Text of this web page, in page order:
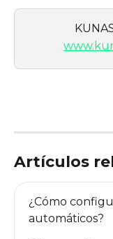
Artículos
¿Cómo
automáticos?